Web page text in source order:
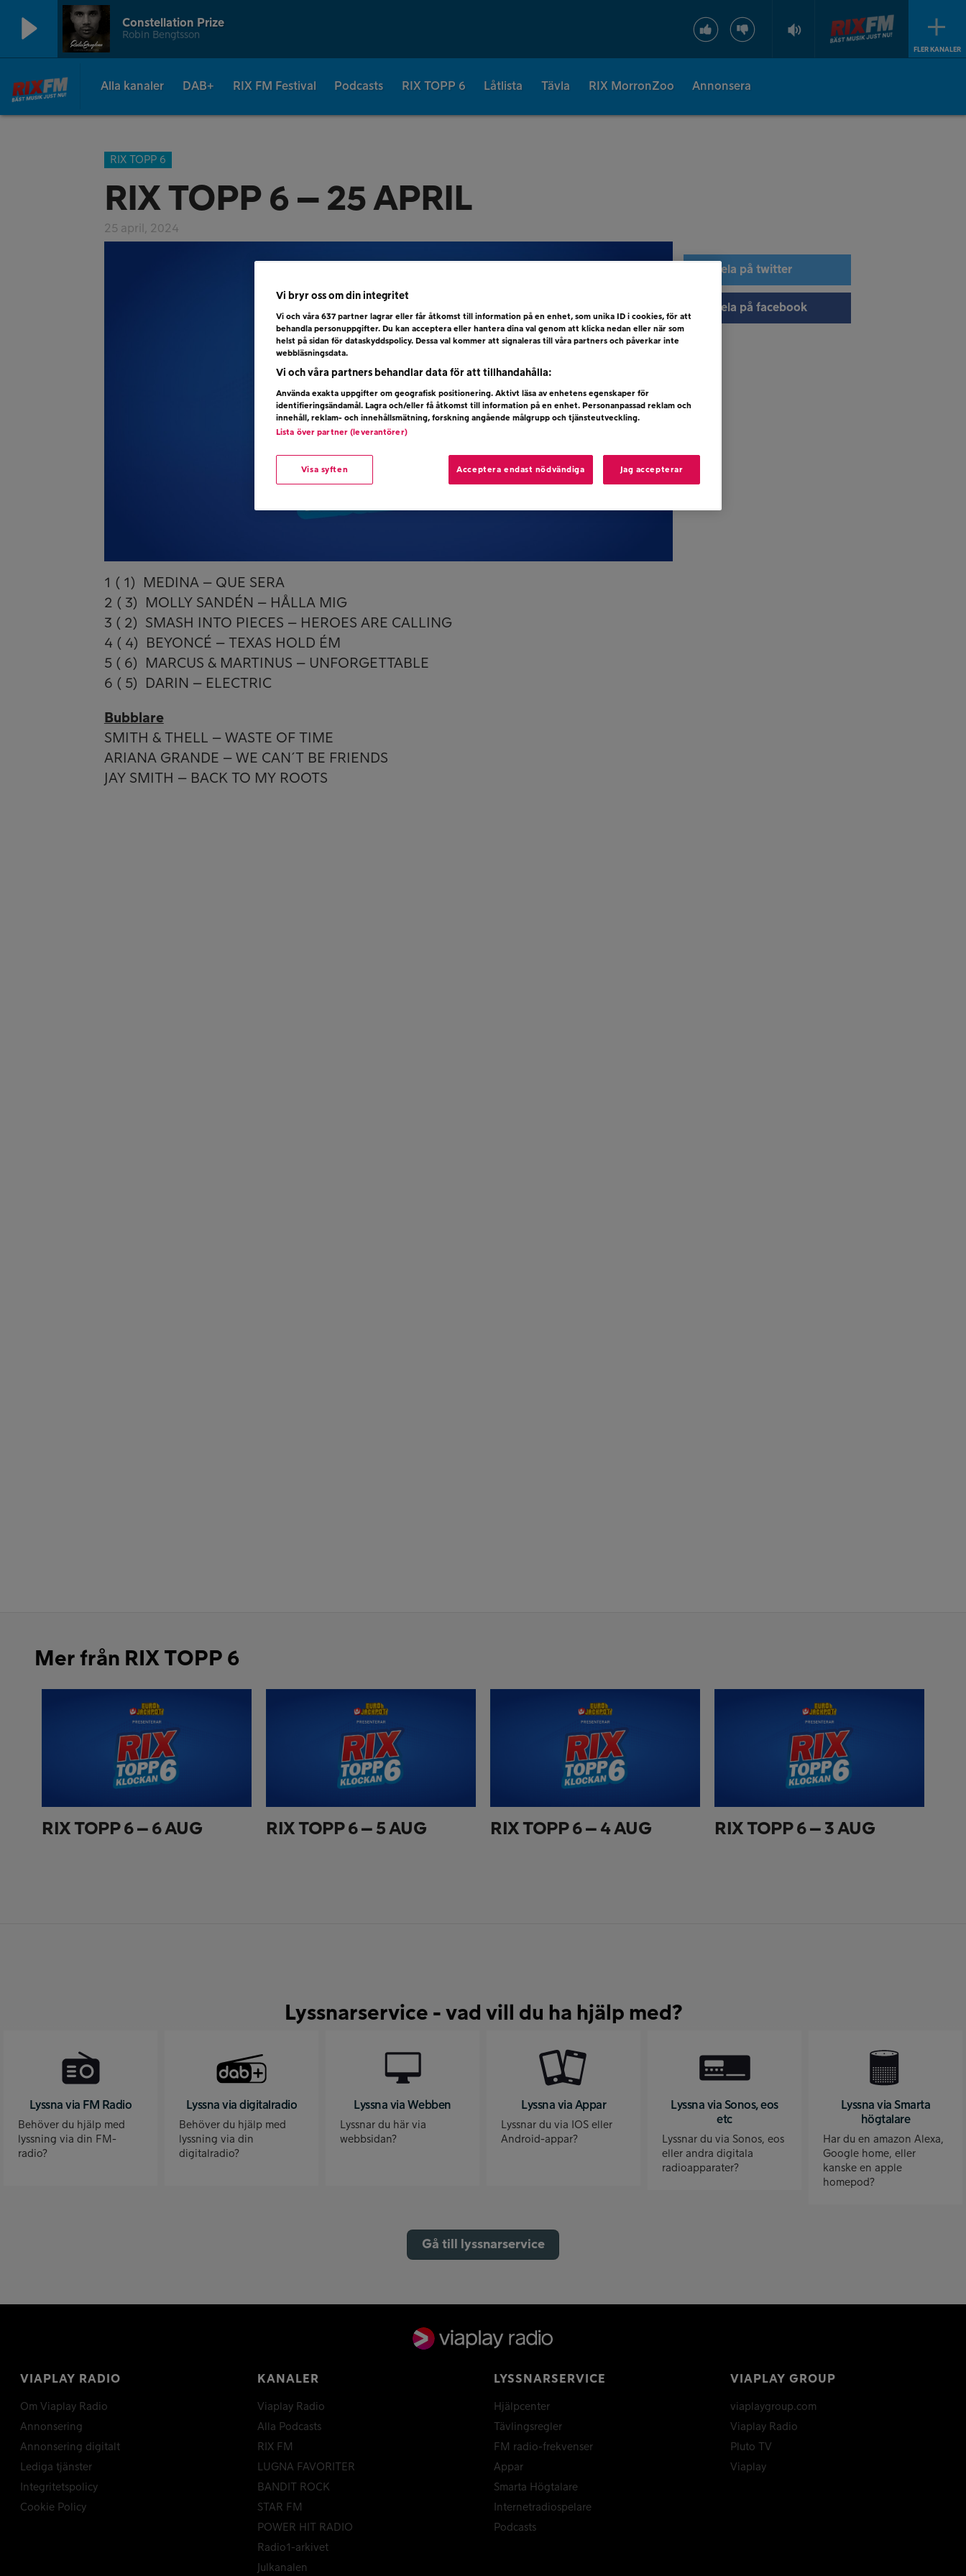
Constellation Prize
Robin Bengtsson
FLER KANALER
Alla kanaler DAB+ RIX FM Festival Podcasts RIX TOPP 6 Låtlista Tävla RIX MorronZoo Annonsera
RIX TOPP 6
RIX TOPP 6 – 25 APRIL
25 april, 2024
1 ( 1) MEDINA – QUE SERA
2 ( 3) MOLLY SANDÉN – HÅLLA MIG
3 ( 2) SMASH INTO PIECES – HEROES ARE CALLING
4 ( 4) BEYONCÉ – TEXAS HOLD ÉM
5 ( 6) MARCUS & MARTINUS – UNFORGETTABLE
6 ( 5) DARIN – ELECTRIC
Bubblare
SMITH & THELL – WASTE OF TIME
ARIANA GRANDE – WE CAN´T BE FRIENDS
JAY SMITH – BACK TO MY ROOTS
Dela på twitter
Dela på facebook
Mer från RIX TOPP 6
RIX TOPP 6 – 6 AUG RIX TOPP 6 – 5 AUG RIX TOPP 6 – 4 AUG RIX TOPP 6 – 3 AUG
Lyssnarservice - vad vill du ha hjälp med?
Lyssna via FM Radio
Behöver du hjälp med
lyssning via din FM-
radio?
Lyssna via digitalradio
Behöver du hjälp med
lyssning via din
digitalradio?
Lyssna via Webben
Lyssnar du här via
webbsidan?
Lyssna via Appar
Lyssnar du via IOS eller
Android-appar?
Lyssna via Sonos, eos
etc
Lyssnar du via Sonos, eos
eller andra digitala
radioapparater?
Lyssna via Smarta
högtalare
Har du en amazon Alexa,
Google home, eller
kanske en apple
homepod?
Gå till lyssnarservice
VIAPLAY RADIO
Om Viaplay Radio
Annonsering
Annonsering digitalt
Lediga tjänster
Integritetspolicy
Cookie Policy
KANALER
Viaplay Radio
Alla Podcasts
RIX FM
LUGNA FAVORITER
BANDIT ROCK
STAR FM
POWER HIT RADIO
Radio1-arkivet
Julkanalen
LYSSNARSERVICE
Hjälpcenter
Tävlingsregler
FM radio-frekvenser
Appar
Smarta Högtalare
Internetradiospelare
Podcasts
VIAPLAY GROUP
viaplaygroup.com
Viaplay Radio
Pluto TV
Viaplay
Vi bryr oss om din integritet
Vi och våra 637 partner lagrar eller får åtkomst till information på en enhet, som unika ID i cookies, för att
behandla personuppgifter. Du kan acceptera eller hantera dina val genom att klicka nedan eller när som
helst på sidan för dataskyddspolicy. Dessa val kommer att signaleras till våra partners och påverkar inte
webbläsningsdata.
Vi och våra partners behandlar data för att tillhandahålla:
Använda exakta uppgifter om geografisk positionering. Aktivt läsa av enhetens egenskaper för
identifieringsändamål. Lagra och/eller få åtkomst till information på en enhet. Personanpassad reklam och
innehåll, reklam- och innehållsmätning, forskning angående målgrupp och tjänsteutveckling.
Lista över partner (leverantörer)
Acceptera endast nödvändiga Jag accepterar
Visa syften